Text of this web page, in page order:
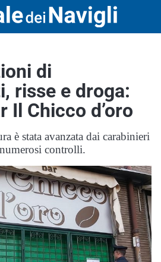
di
risse e droga:
Il Chicco d’oro
è stata avanzata dai carabinieri
controlli.